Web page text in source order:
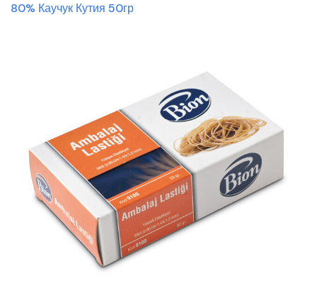
80% Каучук Кутия 50гр